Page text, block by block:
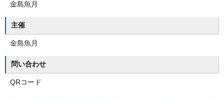
金島魚月
主催
金島魚月
問い合わせ
QRコード